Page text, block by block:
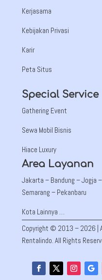
Kerjasama
Kebijakan Privasi
Karir
Peta Situs
Special Service
Gathering Event
Sewa Mobil Bisnis
Hiace Luxury
Area Layanan
Jakarta – Bandung – Jogja
Semarang – Pekanbaru
Kota Lainnya …
Copyright © 2013 – 2026 |
Rentalindo. All Rights